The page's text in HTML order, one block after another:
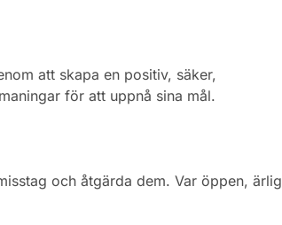
att skapa en positiv, säker,
för att uppnå sina mål.
och åtgärda dem. Var öppen, ärlig